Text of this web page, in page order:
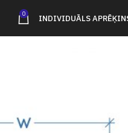
0 INDIVIDUĀLS